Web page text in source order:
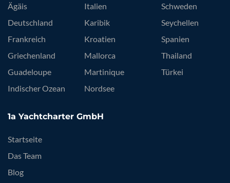
Ägäis
Deutschland
Frankreich
Griechenland
Guadeloupe
Indischer Ozean
Italien
Karibik
Kroatien
Mallorca
Martinique
Nordsee
Schweden
Seychellen
Spanien
Thailand
Türkei
1a Yachtcharter GmbH
Startseite
Das Team
Blog